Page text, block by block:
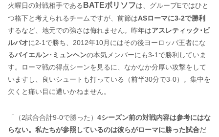
火曜日の対戦相手である BATEボリソフは、グループEではひと
つ格下と考えられるチームですが、前節はASローマに3-2で勝利
するなど、地元での強さは侮れません。昨年はアスレティック･ビ
ルバオに2-1で勝ち、2012年10月にはその後ヨーロッパ王者にな
るバイエルン･ミュンヘンの本気メンバーにも3-1で勝利していま
す。ローマ戦の得点シーンを見るに、なかなか分厚い攻撃をして
いますし、良いシュートも打っている（前半30分で3-0）。集中を
欠くと痛い目に遭いかねません。
「（2試合合計9-0で勝った） 4シーズン前の対戦内容は参考にはな
らない。私たちが参照しているのは彼らがローマに勝った試合だ